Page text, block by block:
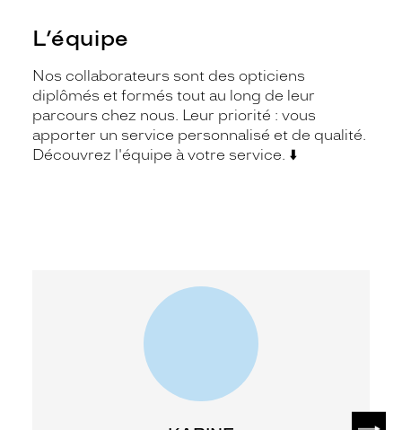
L’équipe
Nos collaborateurs sont des opticiens
diplômés et formés tout au long de leur
parcours chez nous. Leur priorité : vous
apporter un service personnalisé et de qualité.
Découvrez l'équipe à votre service. ⬇️